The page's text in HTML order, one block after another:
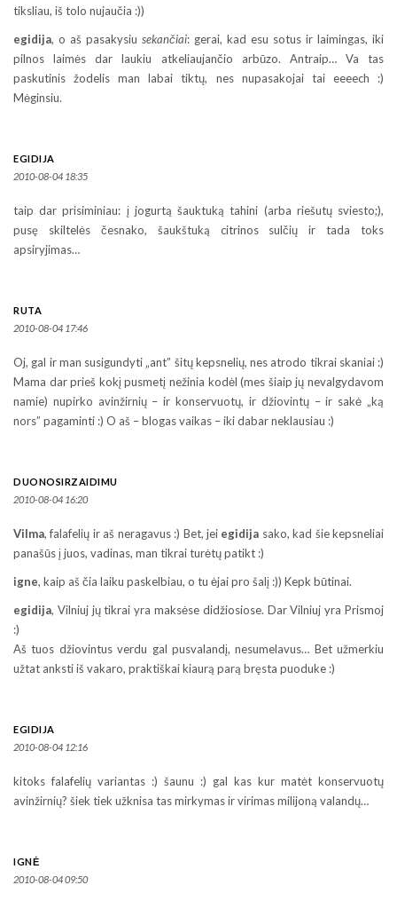
tiksliau, iš tolo nujaučia :))
egidija, o aš pasakysiu sekančiai: gerai, kad esu sotus ir laimingas, iki
pilnos laimės dar laukiu atkeliaujančio arbūzo. Antraip… Va tas
paskutinis žodelis man labai tiktų, nes nupasakojai tai eeeech :)
Mėginsiu.
EGIDIJA
2010-08-04 18:35
taip dar prisiminiau: į jogurtą šauktuką tahini (arba riešutų sviesto;),
pusę skiltelės česnako, šaukštuką citrinos sulčių ir tada toks
apsiryjimas…
RUTA
2010-08-04 17:46
Oj, gal ir man susigundyti „ant” šitų kepsnelių, nes atrodo tikrai skaniai :)
Mama dar prieš kokį pusmetį nežinia kodėl (mes šiaip jų nevalgydavom
namie) nupirko avinžirnių – ir konservuotų, ir džiovintų – ir sakė „ką
nors” pagaminti :) O aš – blogas vaikas – iki dabar neklausiau :)
DUONOSIRZAIDIMU
2010-08-04 16:20
Vilma, falafelių ir aš neragavus :) Bet, jei egidija sako, kad šie kepsneliai
panašūs į juos, vadinas, man tikrai turėtų patikt :)
igne, kaip aš čia laiku paskelbiau, o tu ėjai pro šalį :)) Kepk būtinai.
egidija, Vilniuj jų tikrai yra maksėse didžiosiose. Dar Vilniuj yra Prismoj
:)
Aš tuos džiovintus verdu gal pusvalandį, nesumelavus… Bet užmerkiu
užtat anksti iš vakaro, praktiškai kiaurą parą bręsta puoduke :)
EGIDIJA
2010-08-04 12:16
kitoks falafelių variantas :) šaunu :) gal kas kur matėt konservuotų
avinžirnių? šiek tiek užknisa tas mirkymas ir virimas milijoną valandų…
IGNĖ
2010-08-04 09:50